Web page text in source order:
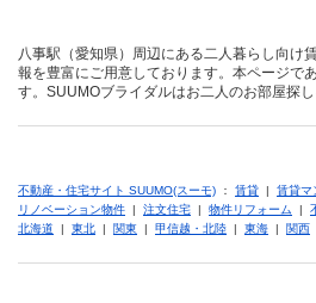
八事駅（愛知県）周辺にある二人暮らし向け
報を豊富にご用意しております。本ページで
す。SUUMOブライダルはお二人のお部屋探し
不動産・住宅サイト SUUMO(スーモ) ： 賃貸 | 賃貸マ
リノベーション物件 | 注文住宅 | 物件リフォーム |
北海道 | 東北 | 関東 | 甲信越・北陸 | 東海 | 関西